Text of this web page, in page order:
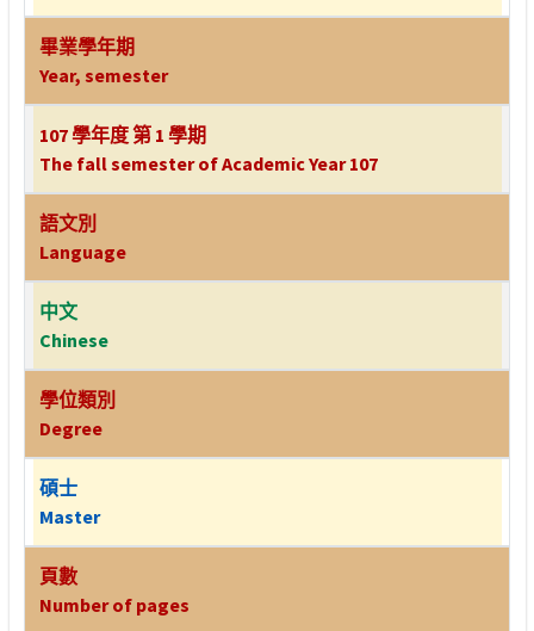
畢業學年期
Year, semester
107 學年度 第 1 學期
The fall semester of Academic Year 107
語文別
Language
中文
Chinese
學位類別
Degree
碩士
Master
頁數
Number of pages